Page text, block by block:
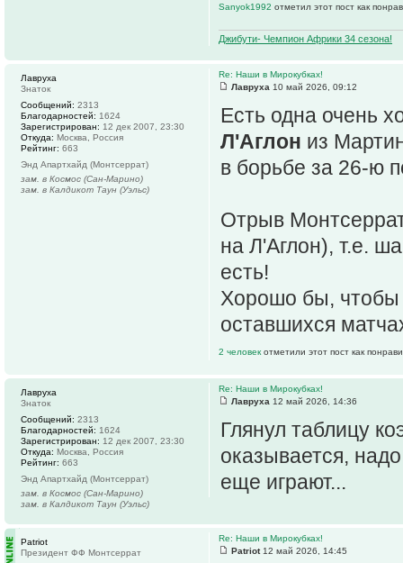
Sanyok1992 отметил этот пост как
Джибути- Чемпион Африки 34 сезона!
Re: Наши в Мирокубках!
Лавруха 10 май 2026, 09:12
Есть одна очень
Л'Аглон из
в борьбе за 26-ю
Отрыв
на Л'Аглон), т.е.
есть!
Хорошо бы, чтобы
оставшихся
2 человекотметили этот пост как
Лавруха
Знаток
Сообщений: 2313
Благодарностей: 1624
Зарегистрирован: 12 дек 2007, 23:30
Откуда: Москва, Россия
Рейтинг: 663
Энд Апартхайд (Монтсеррат)
зам. в Космос (Сан-Марино)
зам. в Калдикот Таун (Уэльс)
Re: Наши в Мирокубках!
Лавруха 12 май 2026, 14:36
Глянул таблицу
оказывается,
еще играют...
Лавруха
Знаток
Сообщений: 2313
Благодарностей: 1624
Зарегистрирован: 12 дек 2007, 23:30
Откуда: Москва, Россия
Рейтинг: 663
Энд Апартхайд (Монтсеррат)
зам. в Космос (Сан-Марино)
зам. в Калдикот Таун (Уэльс)
Re: Наши в Мирокубках!
Patriot12 май 2026, 14:45
Patriot
Президент ФФ Монтсеррат